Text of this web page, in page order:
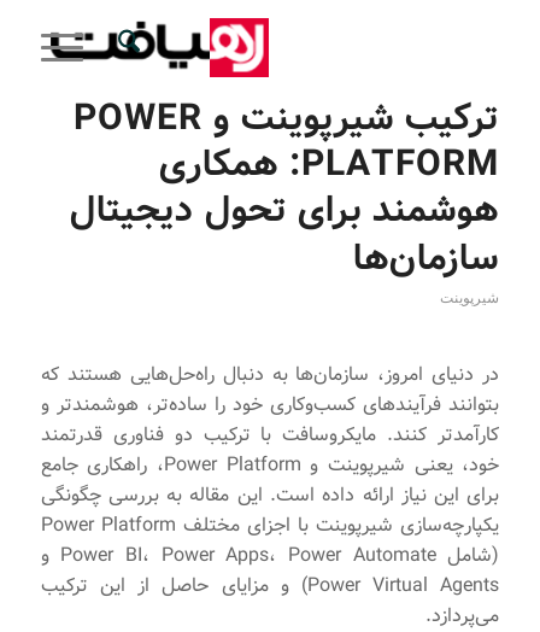
ترکیب شیرپوینت و POWER
PLATFORM: همکاری
هوشمند برای تحول دیجیتال
سازمان‌ها
شیرپوینت
در دنیای امروز، سازمان‌ها به دنبال راه‌حل‌هایی هستند که
بتوانند فرآیندهای کسب‌وکاری خود را ساده‌تر، هوشمندتر و
کارآمدتر کنند. مایکروسافت با ترکیب دو فناوری قدرتمند
خود، یعنی شیرپوینت و Power Platform، راهکاری جامع
برای این نیاز ارائه داده است. این مقاله به بررسی چگونگی
یکپارچه‌سازی شیرپوینت با اجزای مختلف Power Platform
(شامل Power BI، Power Apps، Power Automate و
Power Virtual Agents) و مزایای حاصل از این ترکیب
می‌پردازد.